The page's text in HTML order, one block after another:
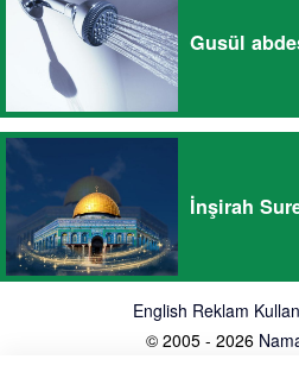
Gusül
İnşirah
English Reklam
© 2005 - 2026